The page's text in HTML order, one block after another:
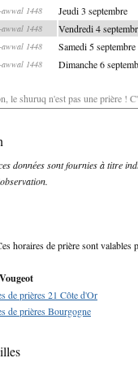
1448 Jeudi 3 septembre
1448 Vendredi 4
1448 Samedi 5 septembre
1448 Dimanche 6
le shuruq n'est pas une prière !
données sont fournies à titre
horaires de prière sont valables
de prières 21 Côte d'Or
de prières Bourgogne